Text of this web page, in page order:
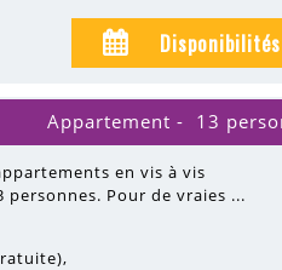
Appartement 13
en vis à vis
Pour de vraies ...